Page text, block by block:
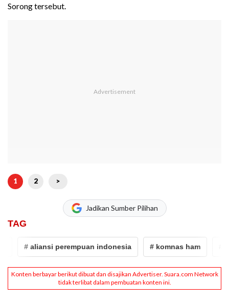
Sorong tersebut.
1 2 >
Jadikan Sumber Pilihan
TAG
# aliansi perempuan indonesia # komnas ham